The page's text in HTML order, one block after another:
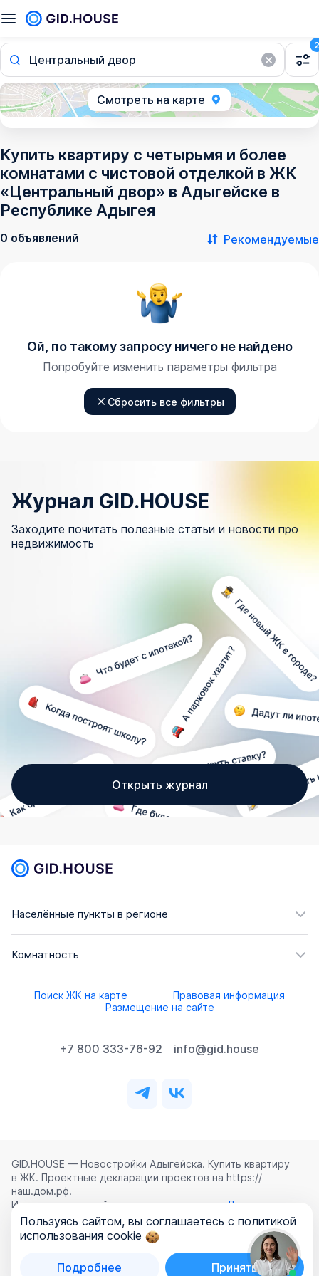
Центральный двор
2
Смотреть на карте
Купить квартиру с четырьмя и более
комнатами с чистовой отделкой в ЖК
«Центральный двор» в Адыгейске в
Республике Адыгея
0 объявлений Рекомендуемые
Ой, по такому запросу ничего не найдено
Попробуйте изменить параметры фильтра
Сбросить все фильтры
Журнал GID.HOUSE
Заходите почитать полезные статьи и новости про
недвижимость
Открыть журнал
Населённые пункты в регионе
Комнатность
Поиск ЖК на карте
Правовая информация
Размещение на сайте
+7 800 333-76-92 info@gid.house
GID.HOUSE — Новостройки Адыгейска. Купить квартиру
в ЖК. Проектные декларации проектов на https://
наш.дом.рф.
Использование сайта означает согласие с
Лицензионным
соглашением
,Политикой конфиденциальностии
Политикой обработки персональных данных
ООО «ГИД.ХАУЗ»
Пользуясь сайтом, вы соглашаетесь с политикой
использования cookie
Подробнее Принять